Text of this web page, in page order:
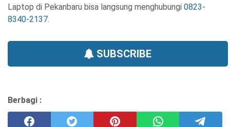
Laptop di Pekanbaru bisa langsung menghubungi 0823-
8340-2137.
SUBSCRIBE
Berbagi :